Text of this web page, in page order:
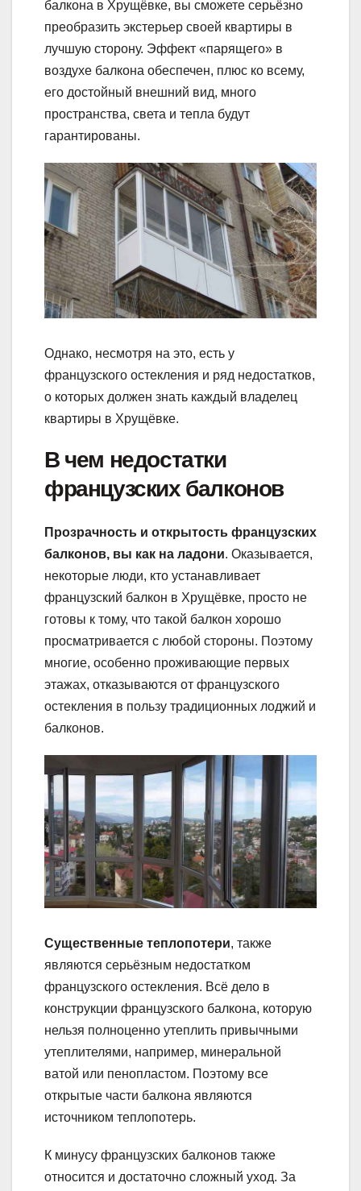
балкона в Хрущёвке, вы сможете серьёзно
преобразить экстерьер своей квартиры в
лучшую сторону. Эффект «парящего» в
воздухе балкона обеспечен, плюс ко всему,
его достойный внешний вид, много
пространства, света и тепла будут
гарантированы.
Однако, несмотря на это, есть у
французского остекления и ряд недостатков,
о которых должен знать каждый владелец
квартиры в Хрущёвке.
В чем недостатки
французских балконов
Прозрачность и открытость французских
балконов, вы как на ладони. Оказывается,
некоторые люди, кто устанавливает
французский балкон в Хрущёвке, просто не
готовы к тому, что такой балкон хорошо
просматривается с любой стороны. Поэтому
многие, особенно проживающие первых
этажах, отказываются от французского
остекления в пользу традиционных лоджий и
балконов.
Существенные теплопотери, также
являются серьёзным недостатком
французского остекления. Всё дело в
конструкции французского балкона, которую
нельзя полноценно утеплить привычными
утеплителями, например, минеральной
ватой или пенопластом. Поэтому все
открытые части балкона являются
источником теплопотерь.
К минусу французских балконов также
относится и достаточно сложный уход. За